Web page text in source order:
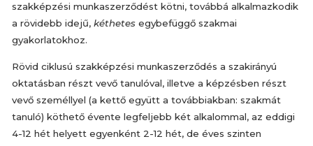
szakképzési munkaszerződést kötni, továbbá alkalmazkodik
a rövidebb idejű, kéthetes egybefüggő szakmai
gyakorlatokhoz.
Rövid ciklusú szakképzési munkaszerződés a szakirányú
oktatásban részt vevő tanulóval, illetve a képzésben részt
vevő személlyel (a kettő együtt a továbbiakban: szakmát
tanuló) köthető évente legfeljebb két alkalommal, az eddigi
4-12 hét helyett egyenként 2-12 hét, de éves szinten